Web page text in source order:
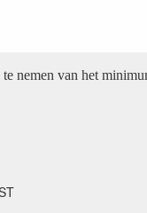
nemen van het